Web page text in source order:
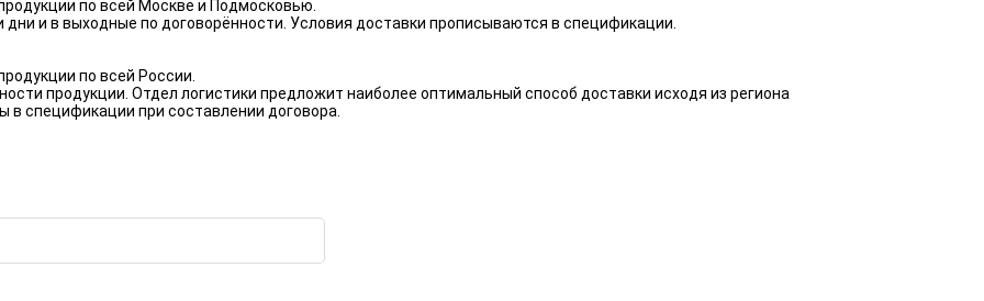
по всей Москве и Подмосковью.
и в выходные по договорённости. Условия доставки прописываются в спецификации.
по всей России.
продукции. Отдел логистики предложит наиболее оптимальный способ доставки исходя из региона
в спецификации при составлении договора.